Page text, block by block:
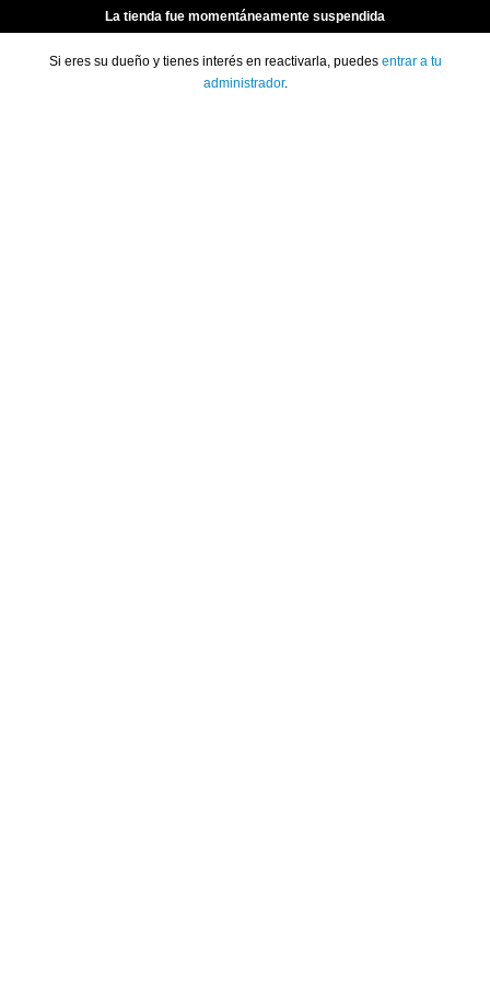
La tienda fue momentáneamente suspendida
Si eres su dueño y tienes interés en reactivarla, puedes entrar a tu
administrador.